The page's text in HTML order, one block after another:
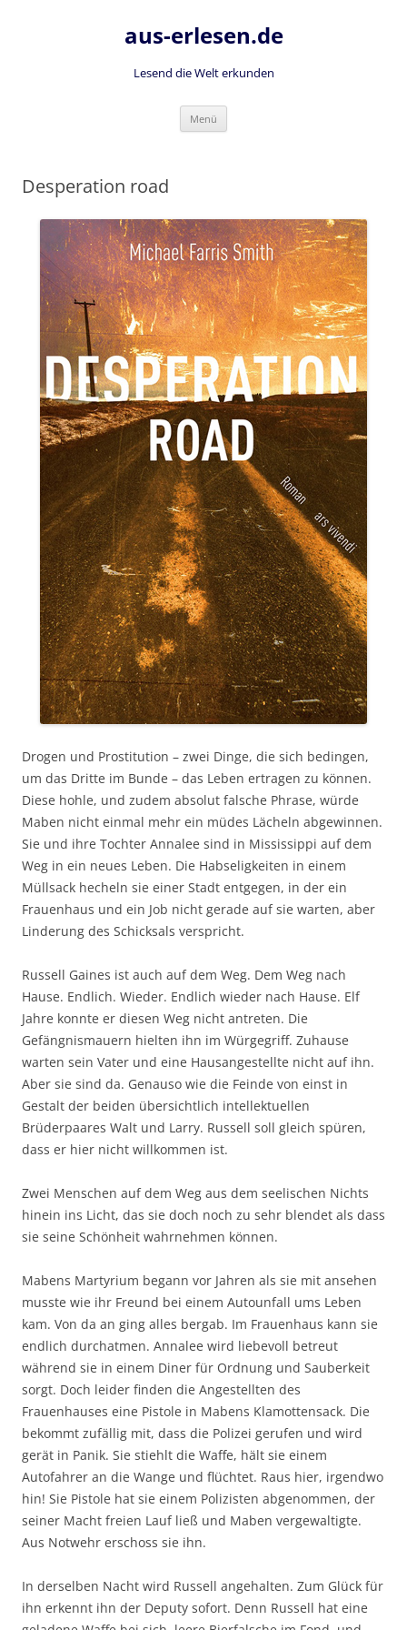
aus-erlesen.de
Lesend die Welt erkunden
Menü
Desperation road
Drogen und Prostitution – zwei Dinge, die sich bedingen,
um das Dritte im Bunde – das Leben ertragen zu können.
Diese hohle, und zudem absolut falsche Phrase, würde
Maben nicht einmal mehr ein müdes Lächeln abgewinnen.
Sie und ihre Tochter Annalee sind in Mississippi auf dem
Weg in ein neues Leben. Die Habseligkeiten in einem
Müllsack hecheln sie einer Stadt entgegen, in der ein
Frauenhaus und ein Job nicht gerade auf sie warten, aber
Linderung des Schicksals verspricht.
Russell Gaines ist auch auf dem Weg. Dem Weg nach
Hause. Endlich. Wieder. Endlich wieder nach Hause. Elf
Jahre konnte er diesen Weg nicht antreten. Die
Gefängnismauern hielten ihn im Würgegriff. Zuhause
warten sein Vater und eine Hausangestellte nicht auf ihn.
Aber sie sind da. Genauso wie die Feinde von einst in
Gestalt der beiden übersichtlich intellektuellen
Brüderpaares Walt und Larry. Russell soll gleich spüren,
dass er hier nicht willkommen ist.
Zwei Menschen auf dem Weg aus dem seelischen Nichts
hinein ins Licht, das sie doch noch zu sehr blendet als dass
sie seine Schönheit wahrnehmen können.
Mabens Martyrium begann vor Jahren als sie mit ansehen
musste wie ihr Freund bei einem Autounfall ums Leben
kam. Von da an ging alles bergab. Im Frauenhaus kann sie
endlich durchatmen. Annalee wird liebevoll betreut
während sie in einem Diner für Ordnung und Sauberkeit
sorgt. Doch leider finden die Angestellten des
Frauenhauses eine Pistole in Mabens Klamottensack. Die
bekommt zufällig mit, dass die Polizei gerufen und wird
gerät in Panik. Sie stiehlt die Waffe, hält sie einem
Autofahrer an die Wange und flüchtet. Raus hier, irgendwo
hin! Sie Pistole hat sie einem Polizisten abgenommen, der
seiner Macht freien Lauf ließ und Maben vergewaltigte.
Aus Notwehr erschoss sie ihn.
In derselben Nacht wird Russell angehalten. Zum Glück für
ihn erkennt ihn der Deputy sofort. Denn Russell hat eine